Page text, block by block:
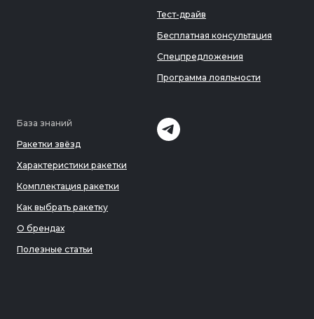
Тест-драйв
Бесплатная консультация
Спецпредложения
Программа лояльности
База знаний
Ракетки звёзд
Характеристики ракетки
Комплектация ракетки
Как выбрать ракетку
О брендах
Полезные статьи